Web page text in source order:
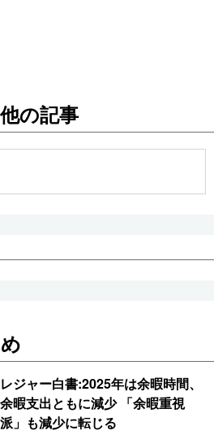
の記事
レジャー白書:2025年は余暇時間、
余暇支出ともに減少 「余暇重視
派」も減少に転じる